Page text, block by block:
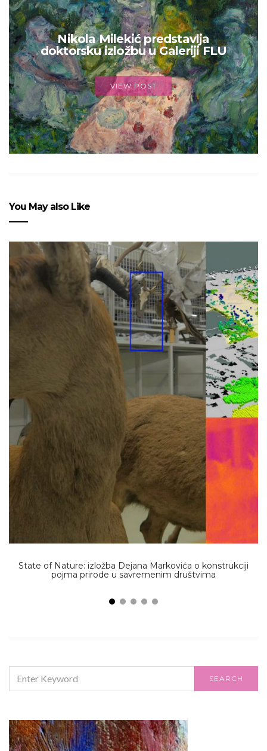
Nikola Milekić predstavlja
doktorsku izložbu u Galeriji FLU
VIEW POST
You May also Like
State of Nature: izložba Dejana Markovića o konstrukciji
pojma prirode u savremenim društvima
FOR:
SEARCH